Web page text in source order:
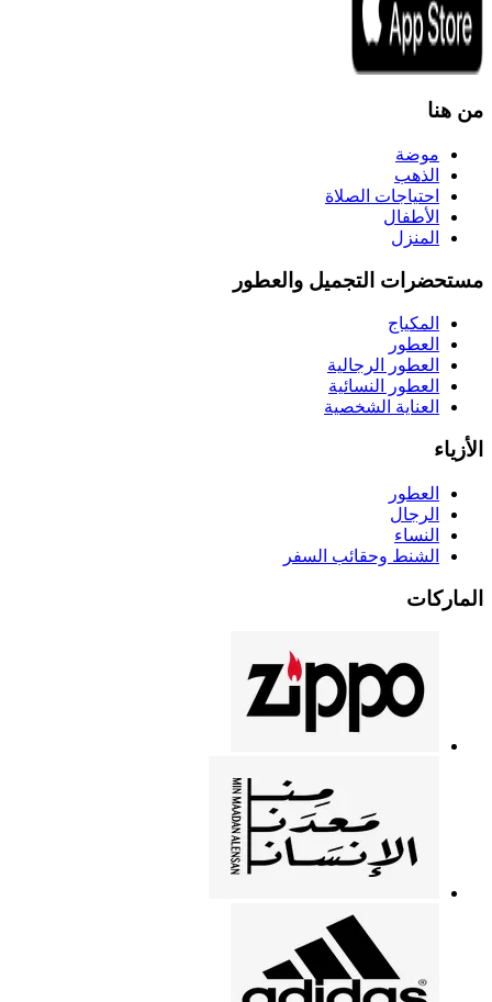
من هنا
موضة
الذهب
احتياجات الصلاة
الأطفال
المنزل
مستحضرات التجميل والعطور
المكياج
العطور
العطور الرجالية
العطور النسائية
العناية الشخصية
الأزياء
العطور
الرجال
النساء
الشنط وحقائب السفر
الماركات